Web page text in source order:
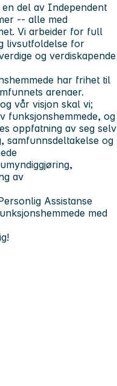
del av Independent
-- alle med
Vi arbeider for full
livsutfoldelse for
og verdiskapende
har frihet til
arenaer.
vår visjon skal vi;
funksjonshemmede, og
oppfatning av seg selv
samfunnsdeltakelse og
av
Assistanse
med